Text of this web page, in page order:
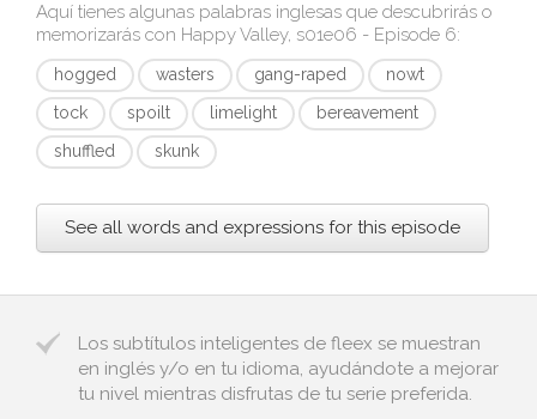
Aquí tienes algunas palabras inglesas que descubrirás o
memorizarás con Happy Valley, s01e06 - Episode 6:
hogged wasters gang-raped
nowt
tock
spoilt limelight
bereavement
shuffled
skunk
See all words and expressions for this episode
Los subtítulos inteligentes de fleex se muestran
en inglés y/o en tu idioma, ayudándote a mejorar
tu nivel mientras disfrutas de tu serie preferida.